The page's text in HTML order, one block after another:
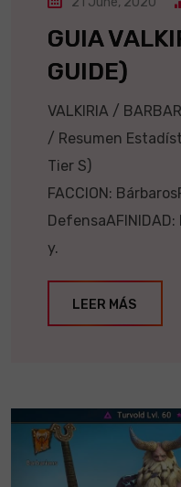
GUIA
GUIDE)
VALKIRIA /
/ Resumen
Tier S)
FACCION:
y.
LEER MÁS